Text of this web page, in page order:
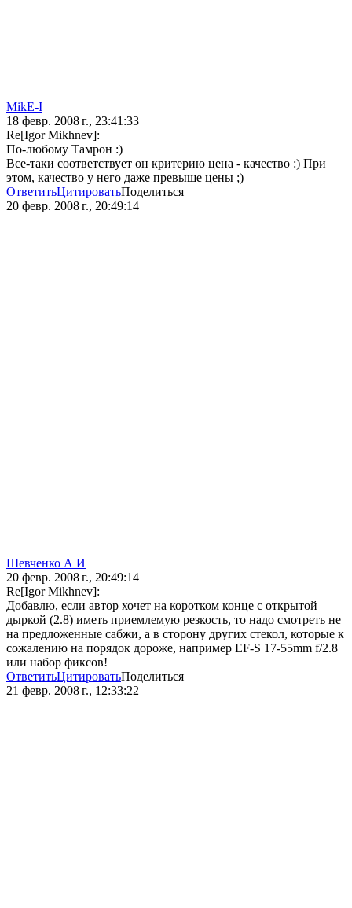
MikE-I
18 февр. 2008 г., 23:41:33
Re[Igor Mikhnev]:
По-любому Тамрон :)
Все-таки соответствует он критерию цена - качество :) При
этом, качество у него даже превыше цены ;)
ОтветитьЦитироватьПоделиться
20 февр. 2008 г., 20:49:14
Шевченко А И
20 февр. 2008 г., 20:49:14
Re[Igor Mikhnev]:
Добавлю, если автор хочет на коротком конце с открытой
дыркой (2.8) иметь приемлемую резкость, то надо смотреть не
на предложенные сабжи, а в сторону других стекол, которые к
сожалению на порядок дороже, например EF-S 17-55mm f/2.8
или набор фиксов!
ОтветитьЦитироватьПоделиться
21 февр. 2008 г., 12:33:22